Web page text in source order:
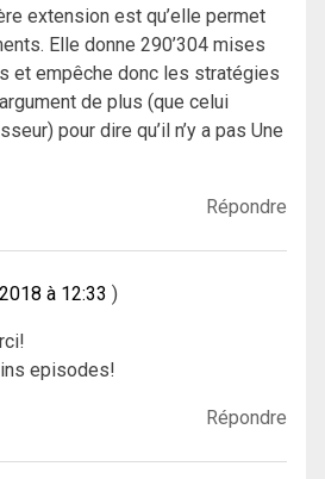
extension est qu’elle permet
Elle donne 290’304 mises
et empêche donc les stratégies
de plus (que celui
pour dire qu’il n’y a pas Une
Répondre
à 12:33
episodes!
Répondre